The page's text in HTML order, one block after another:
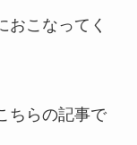
おこなってく
ちらの記事で